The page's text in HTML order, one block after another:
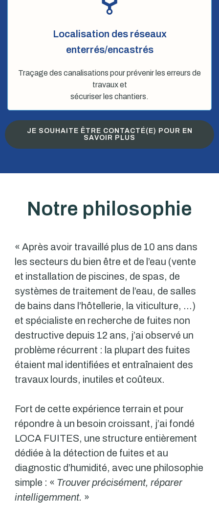
Localisation des réseaux
enterrés/encastrés
Traçage des canalisations pour prévenir les erreurs de
travaux et
sécuriser les chantiers.
JE SOUHAITE ÊTRE CONTACTÉ(E) POUR EN
SAVOIR PLUS
Notre philosophie
« Après avoir travaillé plus de 10 ans dans
les secteurs du bien être et de l’eau (vente
et installation de piscines, de spas, de
systèmes de traitement de l’eau, de salles
de bains dans l’hôtellerie, la viticulture, …)
et spécialiste en recherche de fuites non
destructive depuis 12 ans, j’ai observé un
problème récurrent : la plupart des fuites
étaient mal identifiées et entraînaient des
travaux lourds, inutiles et coûteux.
Fort de cette expérience terrain et pour
répondre à un besoin croissant, j’ai fondé
LOCA FUITES, une structure entièrement
dédiée à la détection de fuites et au
diagnostic d’humidité, avec une philosophie
simple : « Trouver précisément, réparer
intelligemment. »